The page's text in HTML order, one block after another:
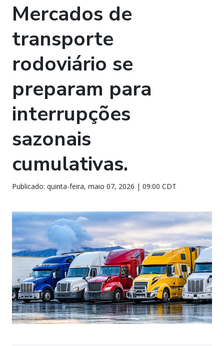
Mercados de
transporte
rodoviário se
preparam para
interrupções
sazonais
cumulativas.
Publicado: quinta-feira, maio 07, 2026 | 09:00 CDT